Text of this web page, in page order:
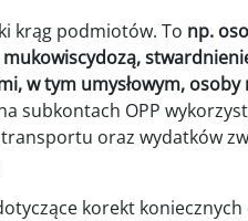
krąg podmiotów. To np.
w tym umysłowym,
subkontach OPP
oraz wydatków
korekt